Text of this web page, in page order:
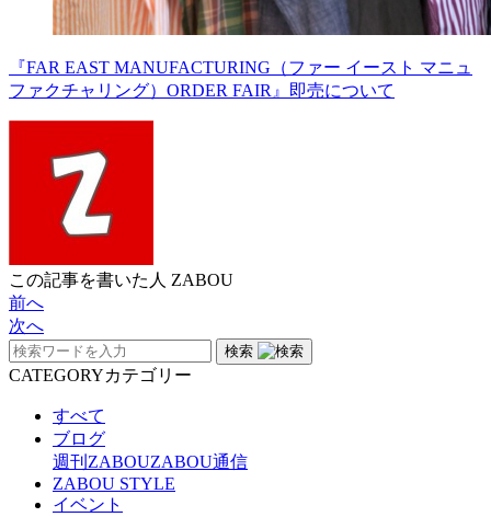
『FAR EAST MANUFACTURING（ファー イースト マニュ
ファクチャリング）ORDER FAIR』即売について
この記事を書いた人 ZABOU
前へ
次へ
検索
CATEGORYカテゴリー
すべて
ブログ
週刊ZABOUZABOU通信
ZABOU STYLE
イベント